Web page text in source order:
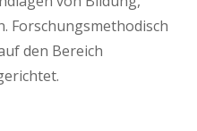
Forschungsmethodisch
den Bereich